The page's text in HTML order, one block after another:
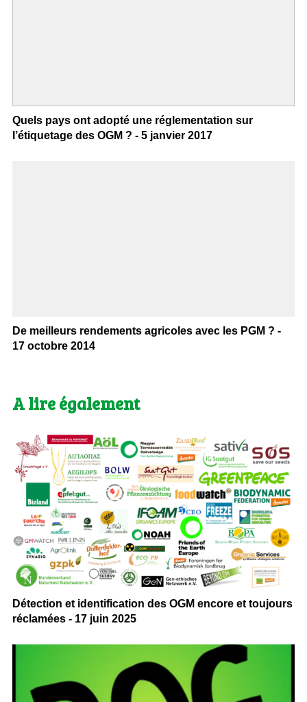
Quels pays ont adopté une réglementation sur
l’étiquetage des OGM ? - 5 janvier 2017
De meilleurs rendements agricoles avec les PGM ? -
17 octobre 2014
A lire également
Détection et identification des OGM encore et toujours
réclamées - 17 juin 2025